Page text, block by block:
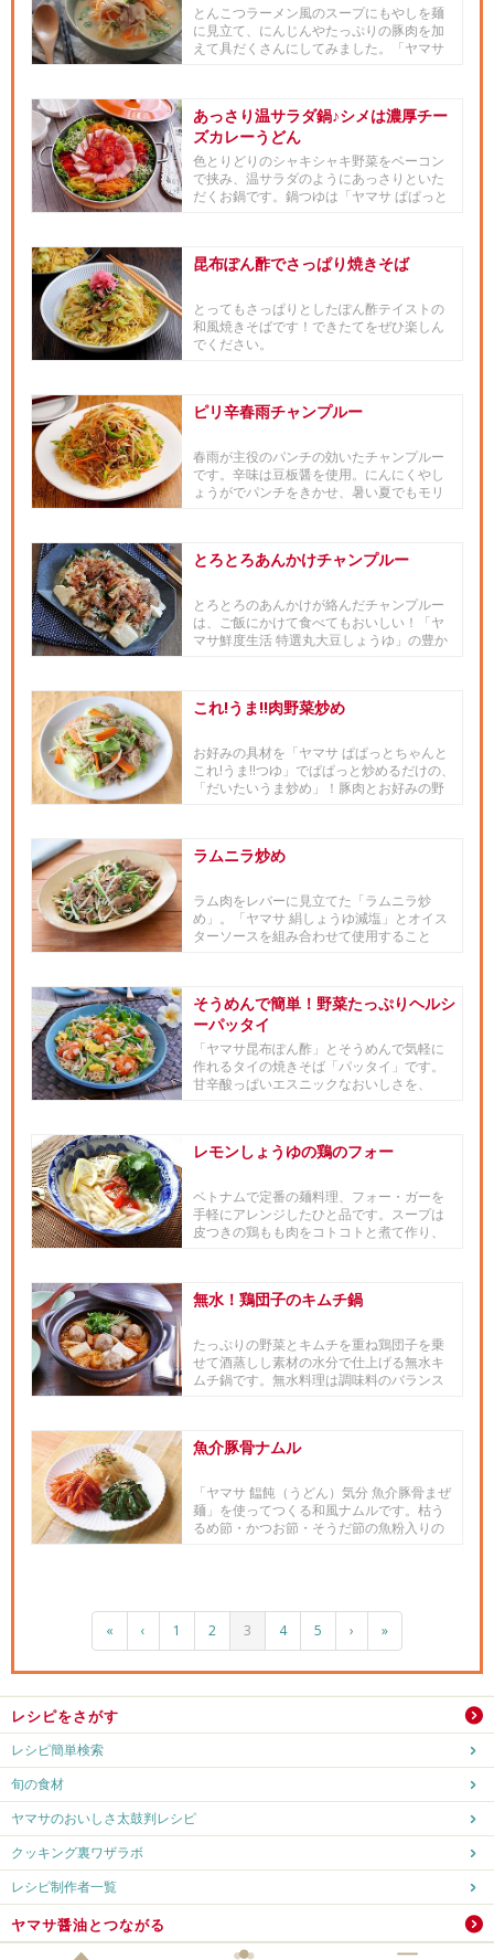
とんこつラーメン風のスープにもやしを麺
に見立て、にんじんやたっぷりの豚肉を加
えて具だくさんにしてみました。「ヤマサ
あっさり温サラダ鍋♪シメは濃厚チー
ズカレーうどん
色とりどりのシャキシャキ野菜をベーコン
で挟み、温サラダのようにあっさりといた
だくお鍋です。鍋つゆは「ヤマサ ぱぱっと
昆布ぽん酢でさっぱり焼きそば
とってもさっぱりとしたぽん酢テイストの
和風焼きそばです！できたてをぜひ楽しん
でください。
ピリ辛春雨チャンプルー
春雨が主役のパンチの効いたチャンプルー
です。辛味は豆板醤を使用。にんにくやし
ょうがでパンチをきかせ、暑い夏でもモリ
とろとろあんかけチャンプルー
とろとろのあんかけが絡んだチャンプルー
は、ご飯にかけて食べてもおいしい！「ヤ
マサ鮮度生活 特選丸大豆しょうゆ」の豊か
これ!うま!!肉野菜炒め
お好みの具材を「ヤマサ ぱぱっとちゃんと
これ!うま!!つゆ」でぱぱっと炒めるだけの、
「だいたいうま炒め」！豚肉とお好みの野
ラムニラ炒め
ラム肉をレバーに見立てた「ラムニラ炒
め」。「ヤマサ 絹しょうゆ減塩」とオイス
ターソースを組み合わせて使用すること
そうめんで簡単！野菜たっぷりヘルシ
ーパッタイ
「ヤマサ昆布ぽん酢」とそうめんで気軽に
作れるタイの焼きそば「パッタイ」です。
甘辛酸っぱいエスニックなおいしさを、
レモンしょうゆの鶏のフォー
ベトナムで定番の麺料理、フォー・ガーを
手軽にアレンジしたひと品です。スープは
皮つきの鶏もも肉をコトコトと煮て作り、
無水！鶏団子のキムチ鍋
たっぷりの野菜とキムチを重ね鶏団子を乗
せて酒蒸しし素材の水分で仕上げる無水キ
ムチ鍋です。無水料理は調味料のバランス
魚介豚骨ナムル
「ヤマサ 饂飩（うどん）気分 魚介豚骨まぜ
麺」を使ってつくる和風ナムルです。枯う
るめ節・かつお節・そうだ節の魚粉入りの
« ‹ 1 2 3 4 5 › »
レシピをさがす
レシピ簡単検索
旬の食材
ヤマサのおいしさ太鼓判レシピ
クッキング裏ワザラボ
レシピ制作者一覧
ヤマサ醤油とつながる